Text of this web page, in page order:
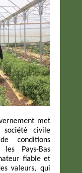
met
civile
conditions
Pays-Bas
fiable et
valeurs, qui